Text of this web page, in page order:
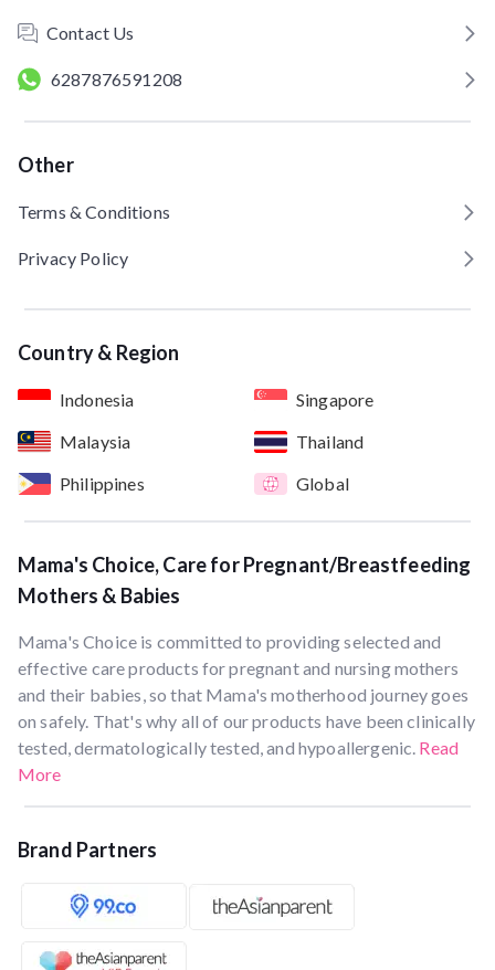
Contact Us
6287876591208
Other
Terms & Conditions
Privacy Policy
Country & Region
Indonesia
Singapore
Malaysia
Thailand
Philippines
Global
Mama's Choice, Care for Pregnant/Breastfeeding
Mothers & Babies
Mama's Choice is committed to providing selected and
effective care products for pregnant and nursing mothers
and their babies, so that Mama's motherhood journey goes
on safely. That's why all of our products have been clinically
tested, dermatologically tested, and hypoallergenic. Read
More
Brand Partners